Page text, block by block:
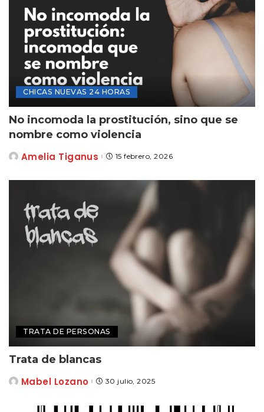
CHICAS NUEVAS 24 HORAS
No incomoda la prostitución, sino que se
nombre como violencia
Posted
Amelia Tiganus 15 febrero, 2026
TRATA DE PERSONAS
Trata de blancas
Posted
Mabel Lozano 30 julio, 2025